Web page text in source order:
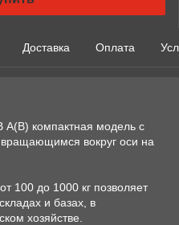
Доставка Оплата
А(В) компактная модель с
вокруг оси на
100 до 1000 кг позволяет
и базах, в
хозяйстве.